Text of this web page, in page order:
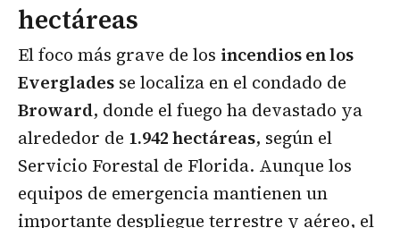
hectáreas
El foco más grave de los incendios en los
Everglades se localiza en el condado de
Broward, donde el fuego ha devastado ya
alrededor de 1.942 hectáreas, según el
Servicio Forestal de Florida. Aunque los
equipos de emergencia mantienen un
importante despliegue terrestre y aéreo, el